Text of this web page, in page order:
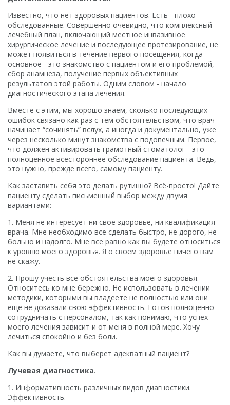
Известно, что нет здоровых пациентов. Есть - плохо
обследованные. Совершенно очевидно, что комплексный
лечебный план, включающий местное инвазивное
хирургическое лечение и последующее протезирование, не
может появиться в течение первого посещения, когда
основное - это знакомство с пациентом и его проблемой,
сбор анамнеза, получение первых объективных
результатов этой работы. Одним словом - начало
диагностического этапа лечения.
Вместе с этим, мы хорошо знаем, сколько последующих
ошибок связано как раз с тем обстоятельством, что врач
начинает “сочинять” вслух, а иногда и документально, уже
через несколько минут знакомства с подопечным. Первое,
что должен активировать грамотный стоматолог - это
полноценное всестороннее обследование пациента. Ведь,
это нужно, прежде всего, самому пациенту.
Как заставить себя это делать рутинно? Всё-просто! Дайте
пациенту сделать письменный выбор между двумя
вариантами:
1. Меня не интересует ни своё здоровье, ни квалификация
врача. Мне необходимо все сделать быстро, не дорого, не
больно и надолго. Мне все равно как вы будете относиться
к уровню моего здоровья. Я о своем здоровье ничего вам
не скажу.
2. Прошу учесть все обстоятельства моего здоровья.
Относитесь ко мне бережно. Не использовать в лечении
методики, которыми вы владеете не полностью или они
еще не доказали свою эффективность. Готов полноценно
сотрудничать с персоналом, так как понимаю, что успех
моего лечения зависит и от меня в полной мере. Хочу
лечиться спокойно и без боли.
Как вы думаете, что выберет адекватный пациент?
Лучевая диагностика.
1. Информативность различных видов диагностики.
Эффективность.